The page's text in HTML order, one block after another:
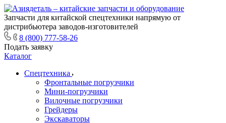
Запчасти для китайской спецтехники напрямую от
дистрибьютера заводов-изготовителей
8 (800) 777-58-26
Подать заявку
Каталог
Спецтехника
Фронтальные погрузчики
Мини-погрузчики
Вилочные погрузчики
Грейдеры
Экскаваторы